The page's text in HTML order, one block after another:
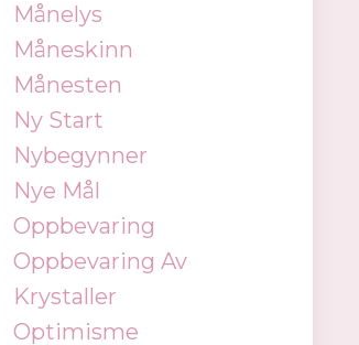
Månelys
Måneskinn
Månesten
Ny Start
Nybegynner
Nye Mål
Oppbevaring
Oppbevaring Av
Krystaller
Optimisme